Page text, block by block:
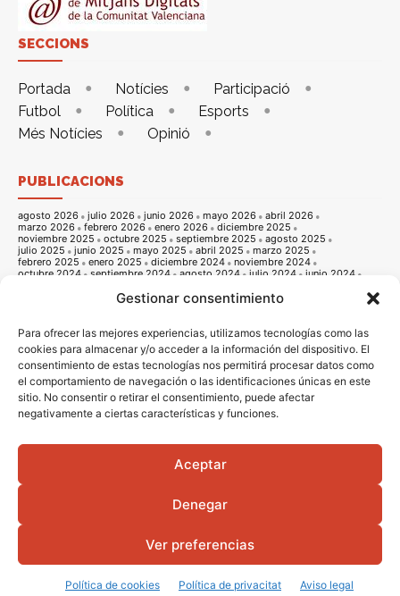
Gestionar consentimiento
Para ofrecer las mejores experiencias, utilizamos tecnologías como las
cookies para almacenar y/o acceder a la información del dispositivo. El
consentimiento de estas tecnologías nos permitirá procesar datos como
el comportamiento de navegación o las identificaciones únicas en este
sitio. No consentir o retirar el consentimiento, puede afectar
negativamente a ciertas características y funciones.
Aceptar
Denegar
Ver preferencias
Política de cookies Política de privacitat Aviso legal
SECCIONS
Portada Notícies
Participació
Futbol
Política
Esports
Més Notícies
Opinió
PUBLICACIONS
agosto 2026 julio 2026 junio 2026 mayo 2026
abril 2026
marzo 2026
febrero 2026 enero 2026
diciembre 2025
noviembre 2025
octubre 2025 septiembre 2025
agosto 2025
julio 2025
junio 2025 mayo 2025 abril 2025
marzo 2025
febrero 2025
enero 2025 diciembre 2024
noviembre 2024
octubre 2024
septiembre 2024 agosto 2024 julio 2024
junio 2024
noviembre 2023 octubre 2023
septiembre 2023
noviembre 2022
octubre 2022 septiembre 2022
agosto 2022
julio 2022
junio 2022 mayo 2022 abril 2022
marzo 2022
febrero 2022
enero 2022 diciembre 2021
noviembre 2021
octubre 2021
septiembre 2021 agosto 2021 julio 2021
junio 2021
mayo 2021
abril 2021 marzo 2021 febrero 2021
enero 2021
diciembre 2020
noviembre 2020
agosto 2020
julio 2020 junio 2020 mayo 2020
abril 2020
marzo 2020
febrero 2020 enero 2020 diciembre 2019
diciembre 2018
noviembre 2018 octubre 2018
septiembre 2018
junio 2018 mayo 2018
diciembre 2017
septiembre 2017
septiembre 2016
junio 2016
© 2016 - 2026 Vila-real informació | Avis legal |Politica de privacitat
de cookies|Diseño Web
Portada
Qui som